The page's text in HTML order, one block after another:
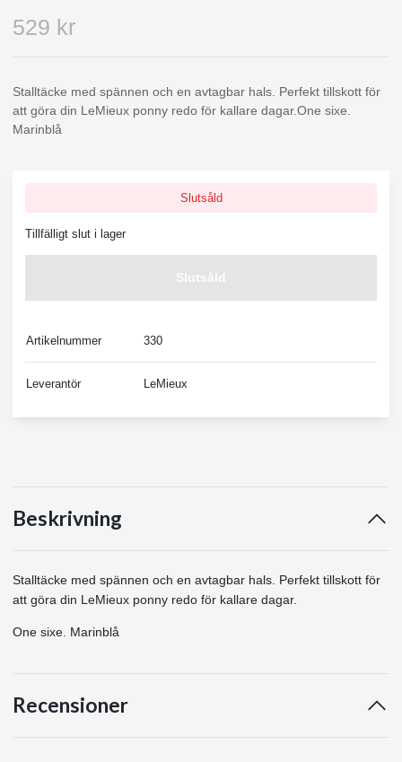
529 kr
Stalltäcke med spännen och en avtagbar hals. Perfekt tillskott för
att göra din LeMieux ponny redo för kallare dagar.One sixe.
Marinblå
Slutsåld
Tillfälligt slut i lager
Slutsåld
Artikelnummer 330
Leverantör LeMieux
Beskrivning
Stalltäcke med spännen och en avtagbar hals. Perfekt tillskott för
att göra din LeMieux ponny redo för kallare dagar.
One sixe. Marinblå
Recensioner